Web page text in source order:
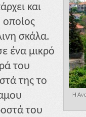
Η
και
οποίος
σκάλα.
ένα μικρό
του
της το
του